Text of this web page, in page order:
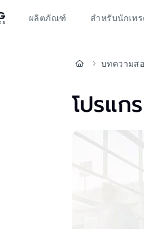
ผลิตภัณฑ์ สำหรับนักเทร
บทความส
โปรแก